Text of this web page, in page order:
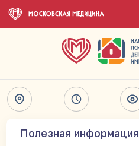
Полезная информация